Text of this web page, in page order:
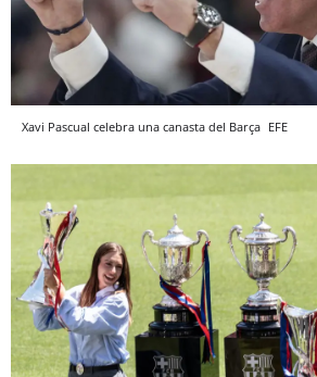
Xavi Pascual celebra una canasta del Barça EFE